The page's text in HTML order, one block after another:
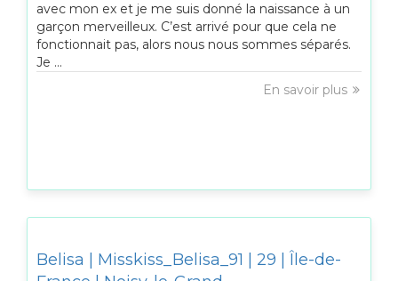
avec mon ex et je me suis donné la naissance à un
garçon merveilleux. C’est arrivé pour que cela ne
fonctionnait pas, alors nous nous sommes séparés.
Je ...
En savoir plus
Belisa | Misskiss_Belisa_91 | 29 | Île-de-